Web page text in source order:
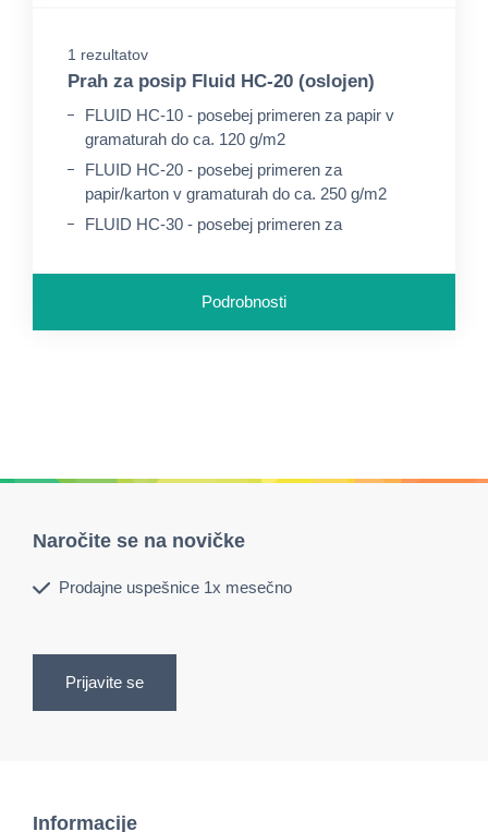
1 rezultatov
Prah za posip Fluid HC-20 (oslojen)
FLUID HC-10 - posebej primeren za papir v
gramaturah do ca. 120 g/m2
FLUID HC-20 - posebej primeren za
papir/karton v gramaturah do ca. 250 g/m2
FLUID HC-30 - posebej primeren za
Podrobnosti
Naročite se na novičke
Prodajne uspešnice 1x mesečno
Prijavite se
Informacije